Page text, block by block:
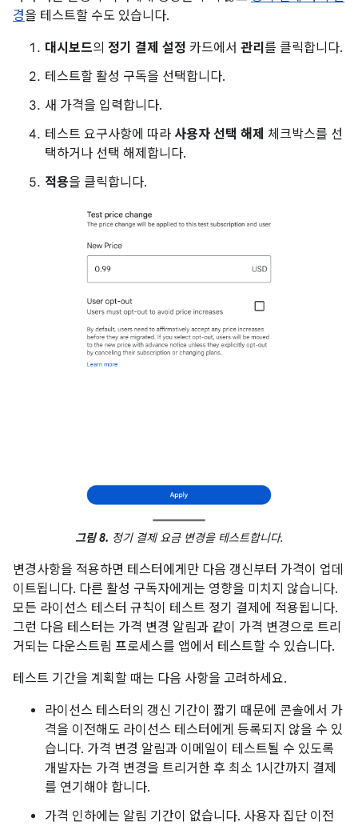
경을 테스트할 수도 있습니다.
대시보드의 정기 결제 설정 카드에서 관리 를 클릭합니다.
테스트할 활성 구독을 선택합니다.
새 가격을 입력합니다.
테스트 요구사항에 따라 사용자 선택 해제 체크박스를 선
택하거나 선택 해제합니다.
적용을 클릭합니다.
그림 8. 정기 결제 요금 변경을 테스트합니다.
변경사항을 적용하면 테스터에게만 다음 갱신부터 가격이 업데
이트됩니다. 다른 활성 구독자에게는 영향을 미치지 않습니다.
모든 라이선스 테스터 규칙이 테스트 정기 결제에 적용됩니다.
그런 다음 테스터는 가격 변경 알림과 같이 가격 변경으로 트리
거되는 다운스트림 프로세스를 앱에서 테스트할 수 있습니다.
테스트 기간을 계획할 때는 다음 사항을 고려하세요.
라이선스 테스터의 갱신 기간이 짧기 때문에 콘솔에서 가
격을 이전해도 라이선스 테스터에게 등록되지 않을 수 있
습니다. 가격 변경 알림과 이메일이 테스트될 수 있도록
개발자는 가격 변경을 트리거한 후 최소 1시간까지 결제
를 연기해야 합니다.
가격 인하에는 알림 기간이 없습니다. 사용자 집단 이전